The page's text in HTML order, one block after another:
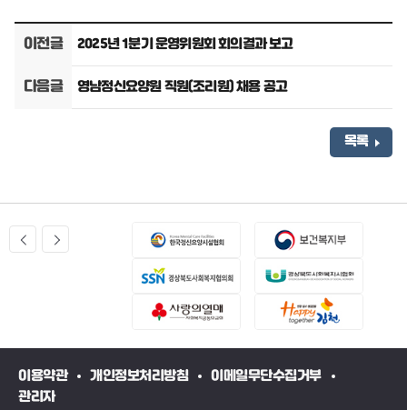
이전글 2025년 1분기 운영위원회 회의결과 보고
다음글 영남정신요양원 직원(조리원) 채용 공고
목록
이용약관 개인정보처리방침
이메일무단수집거부
관리자